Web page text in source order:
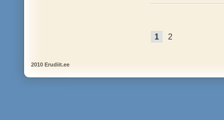
1 2
2010 Erudiit.ee